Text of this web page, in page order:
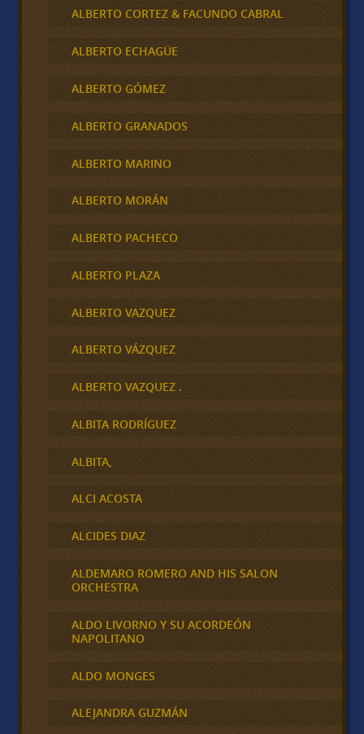
ALBERTO CORTEZ & FACUNDO CABRAL
ALBERTO ECHAGÜE
ALBERTO GÓMEZ
ALBERTO GRANADOS
ALBERTO MARINO
ALBERTO MORÁN
ALBERTO PACHECO
ALBERTO PLAZA
ALBERTO VAZQUEZ
ALBERTO VÁZQUEZ
ALBERTO VAZQUEZ .
ALBITA RODRÍGUEZ
ALBITA,
ALCI ACOSTA
ALCIDES DIAZ
ALDEMARO ROMERO AND HIS SALON
ORCHESTRA
ALDO LIVORNO Y SU ACORDEÓN
NAPOLITANO
ALDO MONGES
ALEJANDRA GUZMÁN